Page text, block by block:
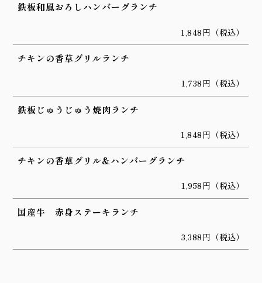
鉄板和風おろしハンバーグランチ
1,848円（税込）
チキンの香草グリルランチ
1,738円（税込）
鉄板じゅうじゅう焼肉ランチ
1,848円（税込）
チキンの香草グリル&ハンバーグランチ
1,958円（税込）
国産牛 赤身ステーキランチ
3,388円（税込）